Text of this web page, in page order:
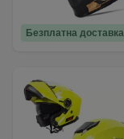
Безплатна доставка